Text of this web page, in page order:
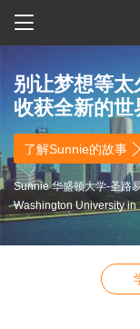

别让梦想等太
收获全新的世
了解Sunnie的故事 
Sunnie 华盛顿大学-圣路
Washington University in